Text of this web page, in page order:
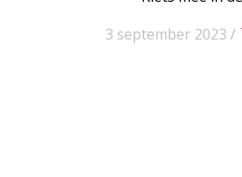
3 september 2023 /